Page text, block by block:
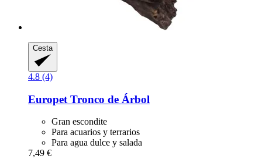
Cesta
4.8 (4)
Europet Tronco de Árbol
Gran escondite
Para acuarios y terrarios
Para agua dulce y salada
7,49 €